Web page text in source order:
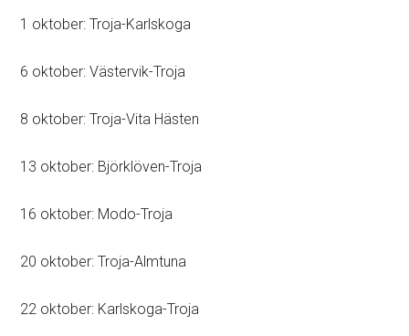
1 oktober: Troja-Karlskoga
6 oktober: Västervik-Troja
8 oktober: Troja-Vita Hästen
13 oktober: Björklöven-Troja
16 oktober: Modo-Troja
20 oktober: Troja-Almtuna
22 oktober: Karlskoga-Troja